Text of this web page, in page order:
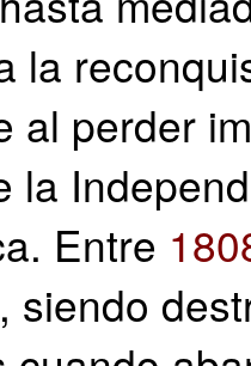
la
al perder
la
Entre
siendo